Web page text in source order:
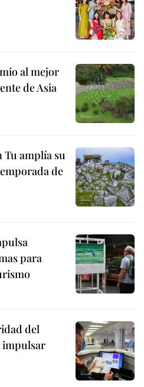
al mejor
de Asia
Tu amplía su
de
para
del
impulsar